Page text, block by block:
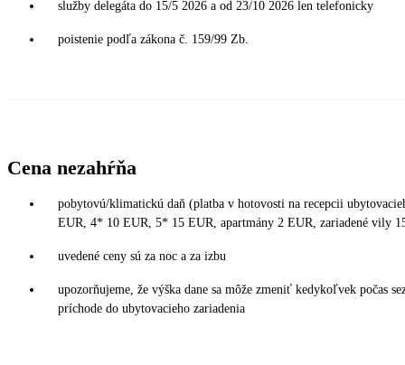
služby delegáta do 15/5 2026 a od 23/10 2026 len telefonicky
poistenie podľa zákona č. 159/99 Zb.
Cena nezahŕňa
pobytovú/klimatickú daň (platba v hotovosti na recepcii
EUR, 4* 10 EUR, 5* 15 EUR, apartmány 2 EUR, zariadené vily
uvedené ceny sú za noc a za izbu
upozorňujeme, že výška dane sa môže zmeniť kedykoľvek počas
príchode do ubytovacieho zariadenia